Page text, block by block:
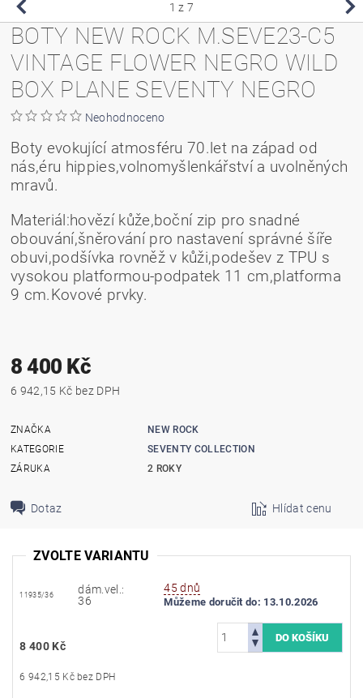
1 z 7
BOTY NEW ROCK M.SEVE23-C5
VINTAGE FLOWER NEGRO WILD
BOX PLANE SEVENTY NEGRO
Neohodnoceno
Boty evokující atmosféru 70.let na západ od
nás,éru hippies,volnomyšlenkářství a uvolněných
mravů.
Materiál:hovězí kůže,boční zip pro snadné
obouvání,šněrování pro nastavení správné šíře
obuvi,podšívka rovněž v kůži,podešev z TPU s
vysokou platformou-podpatek 11 cm,platforma
9 cm.Kovové prvky.
8 400 Kč
6 942,15 Kč bez DPH
ZNAČKA
NEW ROCK
KATEGORIE
SEVENTY COLLECTION
ZÁRUKA
2 ROKY
Dotaz Hlídat cenu
ZVOLTE VARIANTU
11935/36
dám.vel.:
36
45 dnů
Můžeme doručit do: 13.10.2026
8 400 Kč
6 942,15 Kč bez DPH